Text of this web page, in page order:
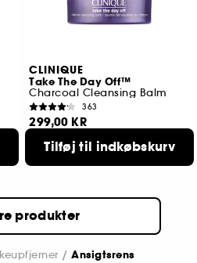
CLINIQUE
Take The Day Off™
Charcoal Cleansing Balm
363
299,00 KR
Tilføj til indkøbskurv
produkter
Ansigtsrens